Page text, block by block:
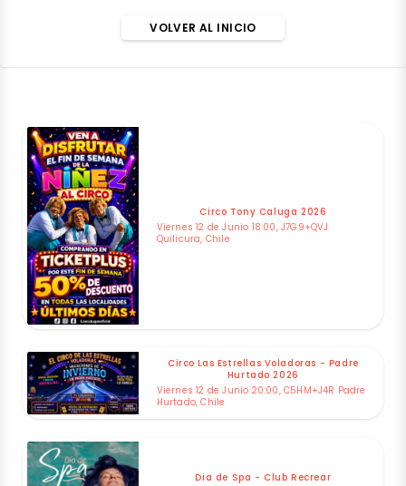
VOLVER AL INICIO
Circo Tony Caluga 2026
Viernes 12 de Junio 18:00, J7G9+QVJ
Quilicura, Chile
Circo Las Estrellas Voladoras - Padre
Hurtado 2026
Viernes 12 de Junio 20:00, C5HM+J4R Padre
Hurtado, Chile
Dia de Spa - Club Recrear